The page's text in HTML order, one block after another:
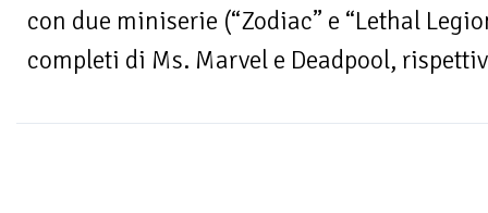
con due miniserie (“Zodiac” e “Lethal
completi di Ms. Marvel e Deadpool,